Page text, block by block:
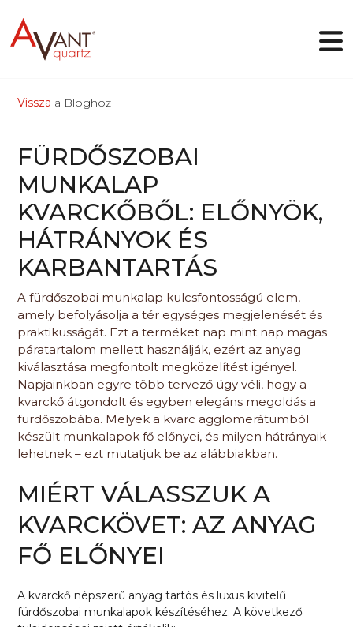
Miért az Avant Quartz
Kollekciók
Online tervező
Galéria
Blog
Fájlok
Elérhetőségek
Vissza a Bloghoz
FÜRDŐSZOBAI
MUNKALAP
KVARCKŐBŐL: ELŐNYÖK,
HÁTRÁNYOK ÉS
KARBANTARTÁS
A fürdőszobai munkalap kulcsfontosságú elem,
amely befolyásolja a tér egységes megjelenését és
praktikusságát. Ezt a terméket nap mint nap magas
páratartalom mellett használják, ezért az anyag
kiválasztása megfontolt megközelítést igényel.
Napjainkban egyre több tervező úgy véli, hogy a
kvarckő átgondolt és egyben elegáns megoldás a
fürdőszobába. Melyek a kvarc agglomerátumból
készült munkalapok fő előnyei, és milyen hátrányaik
lehetnek – ezt mutatjuk be az alábbiakban.
MIÉRT VÁLASSZUK A
KVARCKÖVET: AZ ANYAG
FŐ ELŐNYEI
A kvarckő népszerű anyag tartós és luxus kivitelű
fürdőszobai munkalapok készítéséhez. A következő